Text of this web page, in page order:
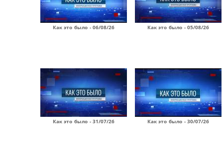
Как это было - 06/08/26 Как это было - 05/08/26
Как это было - 31/07/26 Как это было - 30/07/26